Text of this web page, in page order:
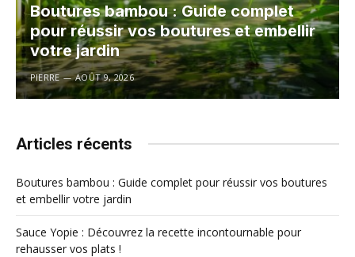
Boutures bambou : Guide complet
pour réussir vos boutures et embellir
votre jardin
PIERRE AOÛT 9, 2026
Articles récents
Boutures bambou : Guide complet pour réussir vos boutures
et embellir votre jardin
Sauce Yopie : Découvrez la recette incontournable pour
rehausser vos plats !